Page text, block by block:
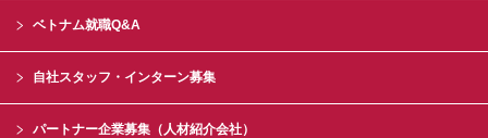
ベトナム就職Q&A
自社スタッフ・インターン募集
パートナー企業募集（人材紹介会社）